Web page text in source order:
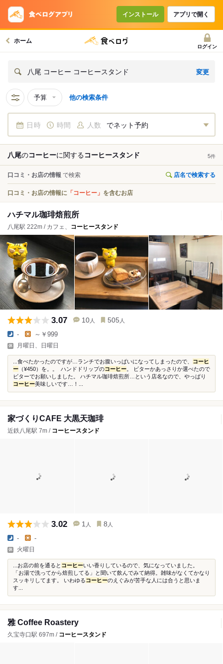
インストール アプリで開く
ホーム
ログイン
八尾 コーヒー コーヒースタンド 変更
予算 他の検索条件
日時 時間 人数 でネット予約
八尾のコーヒーに関するコーヒースタンド 5件
口コミ・お店の情報 で検索 店名で検索する
口コミ・お店の情報に 「コーヒー」 を含むお店
ハチマル珈琲焙煎所
八尾駅 222m / カフェ、 コーヒースタンド
3.07 10 人 505 人
- ～￥999
月曜日、日曜日
...食べたかったのですが…ランチでお腹いっぱいになってしまったので、 コーヒ
ー （¥450）を。。 ハンドドリップのコーヒー 。 ビターかあっさりか選べたので
ビターでお願いしました。 ハチマル珈琲焙煎所…という店名なので、やっぱり
コーヒー美味しいです…！...
家づくりCAFE 大黒天珈琲
近鉄八尾駅 7m / コーヒースタンド
3.02 1 人 8 人
- -
火曜日
...お店の前を通ると コーヒーいい香りしているので、気になっていました。
「お湯で洗ってから焙煎してる」と聞いて飲んでみて納得。雑味がなくてかなり
スッキリしてます。 いわゆるコーヒーのえぐみが苦手な人には合うと思いま
す...
雅 Coffee Roastery
久宝寺口駅 697m / コーヒースタンド